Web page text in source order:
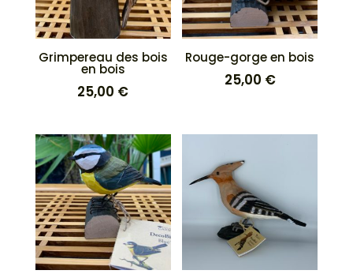
Grimpereau des bois
en bois
25,00 €
Rouge-gorge en bois
25,00 €